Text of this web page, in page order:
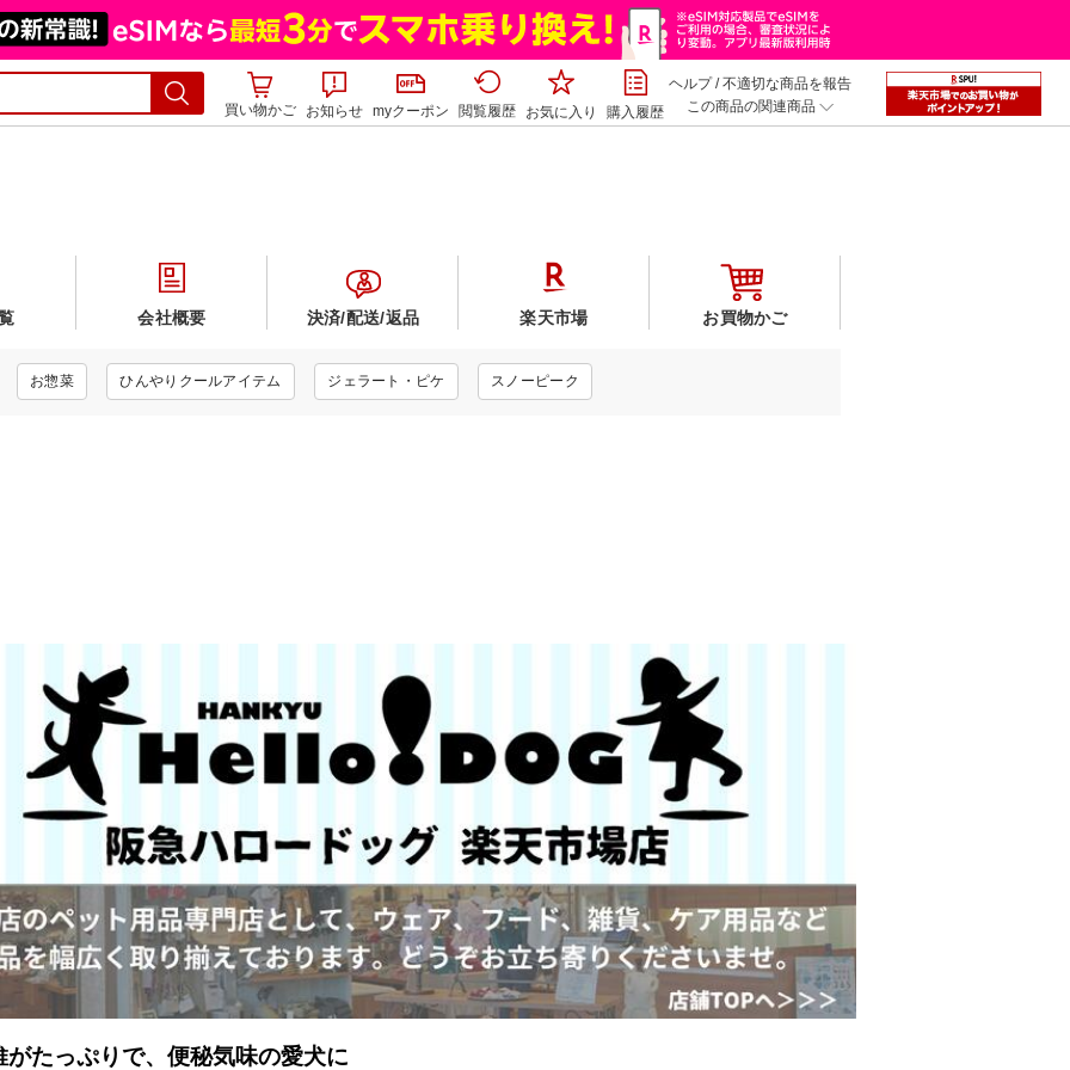
買い物かご お知らせ myクーポン 閲覧履歴 お気に入り 購入履歴
ヘルプ/不適切な商品を報告
この商品の関連商品
がたっぷりで、便秘気味の愛犬に